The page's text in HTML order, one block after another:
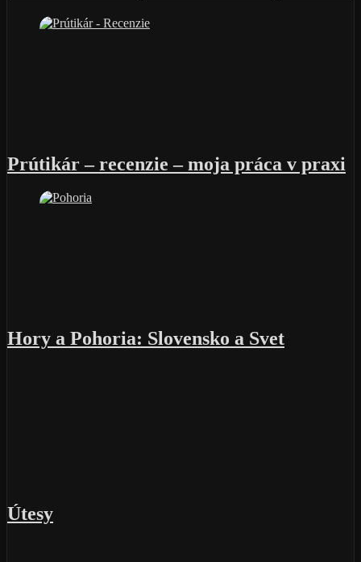
Prútikár – recenzie – moja práca v praxi
Hory a Pohoria: Slovensko a Svet
Útesy